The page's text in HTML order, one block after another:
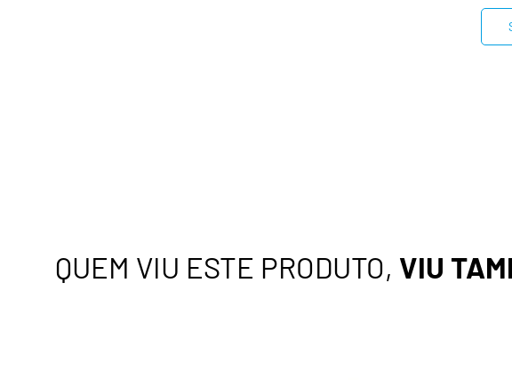
QUEM VIU ESTE PRODUTO, VIU